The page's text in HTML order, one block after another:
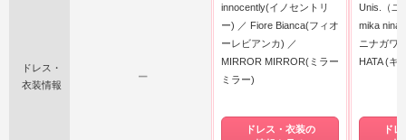
ドレス・
衣装情報
ー
innocently(イノセントリ
ー)
Fiore Bianca(フィオ
ーレビアンカ)
MIRROR MIRROR(ミラー
ミラー)
ドレス・衣装の
Unis.（ユ
mika
ニナガワ)
HATA (キ
ド